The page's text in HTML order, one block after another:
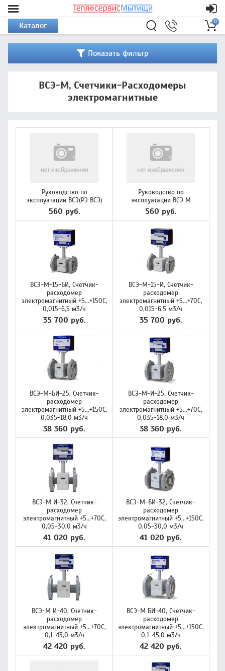
Каталог 0
Показать фильтр
ВСЭ-М, Счетчики-Расходомеры
электромагнитные
Руководство по
эксплуатации ВСЭ(РЭ ВСЭ)
560 руб.
Руководство по
эксплуатации ВСЭ М
560 руб.
ВСЭ-М-15-БИ, Счетчик-
расходомер
электромагнитный +5...+150C,
0,015-6,5 м3/ч
35 700 руб.
ВСЭ-М-15-И, Счетчик-
расходомер
электромагнитный +5...+70C,
0,015-6,5 м3/ч
35 700 руб.
ВСЭ-М-БИ-25, Счетчик-
расходомер
электромагнитный +5...+150C,
0,035-18,0 м3/ч
38 360 руб.
ВСЭ-М-И-25, Счетчик-
расходомер
электромагнитный +5...+70C,
0,035-18,0 м3/ч
38 360 руб.
ВСЭ-М И-32, Счетчик-
расходомер
электромагнитный +5...+70C,
0,05-30,0 м3/ч
41 020 руб.
ВСЭ-М-БИ-32, Счетчик-
расходомер
электромагнитный +5...+150C,
0,05-30,0 м3/ч
41 020 руб.
ВСЭ-М И-40, Счетчик-
расходомер
электромагнитный +5...+70C,
0,1-45,0 м3/ч
42 420 руб.
ВСЭ-М БИ-40, Счетчик-
расходомер
электромагнитный +5...+150C,
0,1-45,0 м3/ч
42 420 руб.